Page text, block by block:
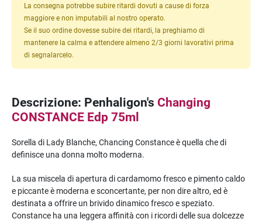
La consegna potrebbe subire ritardi dovuti a cause di forza
maggiore e non imputabili al nostro operato.
Se il suo ordine dovesse subire dei ritardi, la preghiamo di
mantenere la calma e attendere almeno 2/3 giorni lavorativi prima
di segnalarcelo.
Descrizione: Penhaligon's Changing
CONSTANCE Edp 75ml
Sorella di Lady Blanche, Chancing Constance è quella che di
definisce una donna molto moderna.
La sua miscela di apertura di cardamomo fresco e pimento caldo
e piccante è moderna e sconcertante, per non dire altro, ed è
destinata a offrire un brivido dinamico fresco e speziato.
Constance ha una leggera affinità con i ricordi delle sua dolcezze